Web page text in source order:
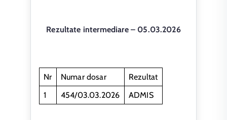
Rezultate intermediare – 05.03.2026
Nr Numar dosar
Rezultat
1
454/03.03.2026 ADMIS